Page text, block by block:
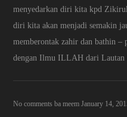
menyedarkan diri kita kpd
diri kita akan menjadi semakin
memberontak zahir dan bathin
dengan Ilmu ILLAH dari
No comments ba meem January 14,